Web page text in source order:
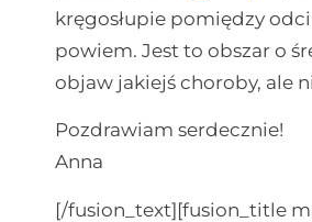
kręgosłupie pomiędzy
powiem. Jest to obszar o
objaw jakiejś choroby, ale
Pozdrawiam serdecznie!
Anna
[/fusion_text][fusion_title